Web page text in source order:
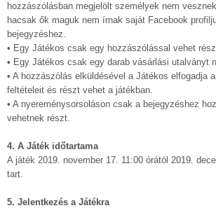
hozzászólásban megjelölt személyek nem
hacsak ők maguk nem írnak saját Facebook
bejegyzéshez.
• Egy Játékos csak egy hozzászólással vehet
• Egy Játékos csak egy darab vásárlási utalványt
• A hozzászólás elküldésével a Játékos elfogadja
feltételeit és részt vehet a játékban.
• A nyereménysorsoláson csak a bejegyzéshez
vehetnek részt.
4. A Játék időtartama
A játék 2019. november 17. 11:00 órától 2019.
tart.
5. Jelentkezés a Játékra